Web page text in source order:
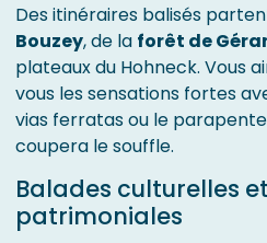
Des itinéraires balisés
Bouzey, de la forêt de
plateaux du Hohneck. Vous
vous les sensations fortes
vias ferratas ou le
coupera le souffle.
Balades culturelles
patrimoniales